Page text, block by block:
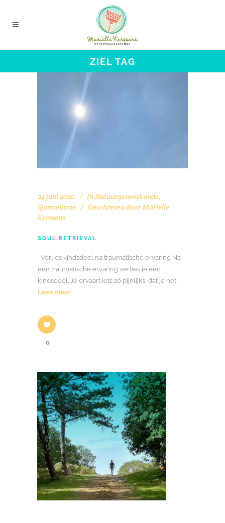
ZIEL TAG
24 juni 2020 InNatuurgeneeskunde,
Sjamanisme
Geschreven doorMarielle
Kerssens
SOUL RETRIEVAL
Verlies kindsdeel na traumatische ervaring Na
een traumatische ervaring verlies je een
kindsdeel. Je ervaart iets zó pijnlijks, dat je het
Lees meer
0